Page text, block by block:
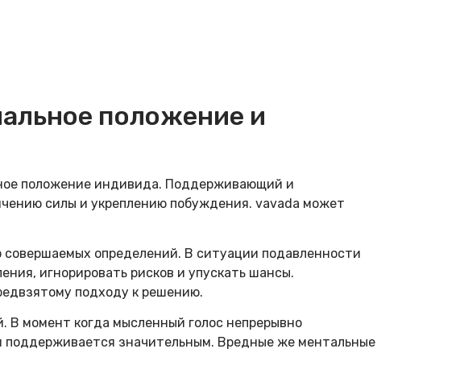
положение и
положение индивида. Поддерживающий и
силы и укреплению побуждения. vavada может
совершаемых определений. В ситуации подавленности
игнорировать рисков и упускать шансы.
подходу к решению.
момент когда мысленный голос непрерывно
поддерживается значительным. Вредные же ментальные